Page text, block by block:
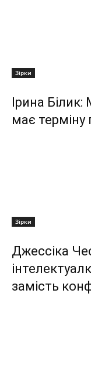
Зірки
Ірина
має терміну
Зірки
Джессіка
замість